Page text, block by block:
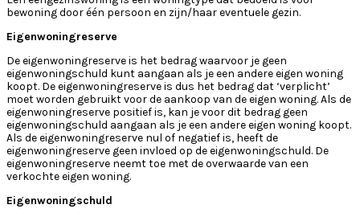
bewoning door één persoon en zijn/haar eventuele gezin.
Eigenwoningreserve
De eigenwoningreserve is het bedrag waarvoor je geen
eigenwoningschuld kunt aangaan als je een andere eigen woning
koopt. De eigenwoningreserve is dus het bedrag dat ‘verplicht’
moet worden gebruikt voor de aankoop van de eigen woning. Als de
eigenwoningreserve positief is, kan je voor dit bedrag geen
eigenwoningschuld aangaan als je een andere eigen woning koopt.
Als de eigenwoningreserve nul of negatief is, heeft de
eigenwoningreserve geen invloed op de eigenwoningschuld. De
eigenwoningreserve neemt toe met de overwaarde van een
verkochte eigen woning.
Eigenwoningschuld